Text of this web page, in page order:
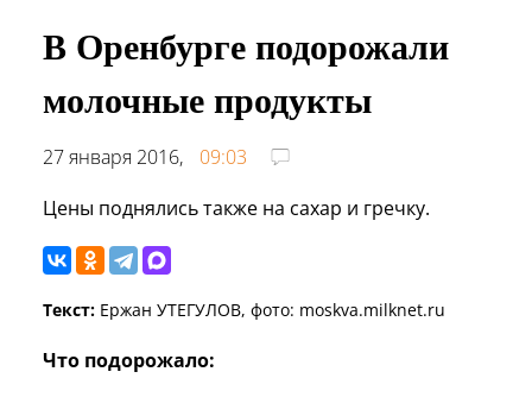
В Оренбурге подорожали
молочные продукты
27 января 2016,
09:03
Цены поднялись также на сахар и гречку.
Текст: Ержан УТЕГУЛОВ, фото: moskva.milknet.ru
Что подорожало: